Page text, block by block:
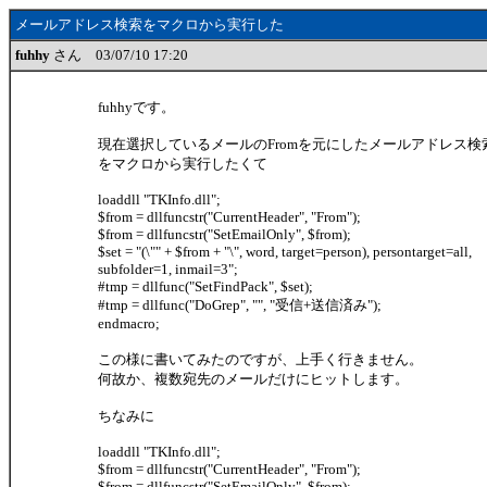
メールアドレス検索をマクロから実行した
fuhhy さん 03/07/10 17:20
fuhhyです。
現在選択しているメールのFromを元にしたメールアドレス検
をマクロから実行したくて
loaddll "TKInfo.dll";
$from = dllfuncstr("CurrentHeader", "From");
$from = dllfuncstr("SetEmailOnly", $from);
$set = "(\"" + $from + "\", word, target=person), persontarget=all,
subfolder=1, inmail=3";
#tmp = dllfunc("SetFindPack", $set);
#tmp = dllfunc("DoGrep", "", "受信+送信済み");
endmacro;
この様に書いてみたのですが、上手く行きません。
何故か、複数宛先のメールだけにヒットします。
ちなみに
loaddll "TKInfo.dll";
$from = dllfuncstr("CurrentHeader", "From");